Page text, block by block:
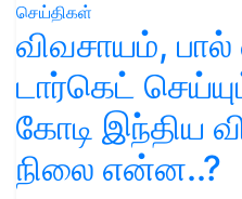
செய்திகள்
விவசாயம்,
டார்கெட்
கோடி இந்திய
நிலை என்ன..?